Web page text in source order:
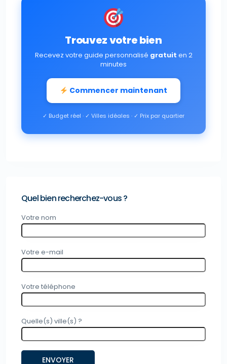
Trouvez votre bien
Recevez votre guide personnalisé gratuit en 2
minutes
Commencer maintenant
✓ Budget réel · ✓ Villes idéales · ✓ Prix par quartier
Quel bien recherchez-vous ?
Votre nom
Votre e-mail
Votre téléphone
Quelle(s) ville(s) ?